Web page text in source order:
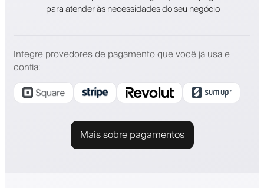
para atender às necessidades do seu negócio
Integre provedores de pagamento que você já usa e
confia:
Mais sobre pagamentos